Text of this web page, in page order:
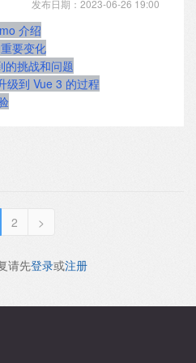
发布日期：2023-06-26 19:00
介绍
要变化
的挑战和问题
级到 Vue 3 的过程
2 >
请先登录或注册